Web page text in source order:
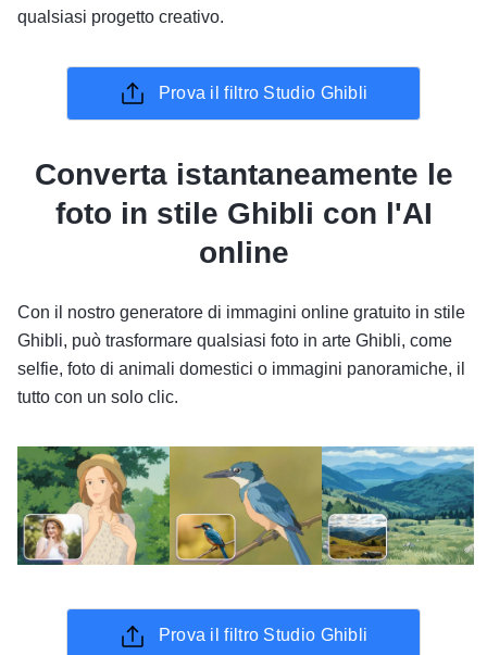
qualsiasi progetto creativo.
Prova il filtro Studio Ghibli
Converta istantaneamente le
foto in stile Ghibli con l'AI
online
Con il nostro generatore di immagini online gratuito in stile
Ghibli, può trasformare qualsiasi foto in arte Ghibli, come
selfie, foto di animali domestici o immagini panoramiche, il
tutto con un solo clic.
Prova il filtro Studio Ghibli